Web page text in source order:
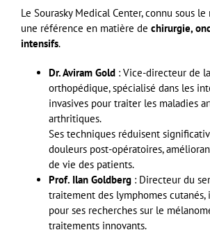
Le Sourasky Medical Center, connu sous le
une référence en matière de chirurgie,
intensifs.
Dr. Aviram Gold : Vice-directeur de
orthopédique, spécialisé dans les
invasives pour traiter les maladies
arthritiques.
Ses techniques réduisent
douleurs post-opératoires,
de vie des patients.
Prof. Ilan Goldberg : Directeur du
traitement des lymphomes cutanés,
pour ses recherches sur le
traitements innovants.